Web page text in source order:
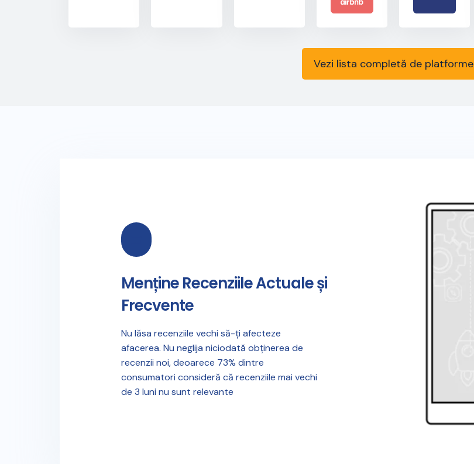
Vezi lista completă de platforme
Menține Recenziile Actuale și
Frecvente
Nu lăsa recenziile vechi să-ți afecteze
afacerea. Nu neglija niciodată obținerea de
recenzii noi, deoarece 73% dintre
consumatori consideră că recenziile mai vechi
de 3 luni nu sunt relevante